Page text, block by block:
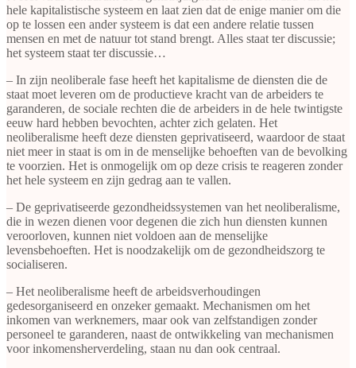
hele kapitalistische systeem en laat zien dat de enige manier om die
op te lossen een ander systeem is dat een andere relatie tussen
mensen en met de natuur tot stand brengt. Alles staat ter discussie;
het systeem staat ter discussie…
– In zijn neoliberale fase heeft het kapitalisme de diensten die de
staat moet leveren om de productieve kracht van de arbeiders te
garanderen, de sociale rechten die de arbeiders in de hele twintigste
eeuw hard hebben bevochten, achter zich gelaten. Het
neoliberalisme heeft deze diensten geprivatiseerd, waardoor de staat
niet meer in staat is om in de menselijke behoeften van de bevolking
te voorzien. Het is onmogelijk om op deze crisis te reageren zonder
het hele systeem en zijn gedrag aan te vallen.
– De geprivatiseerde gezondheidssystemen van het neoliberalisme,
die in wezen dienen voor degenen die zich hun diensten kunnen
veroorloven, kunnen niet voldoen aan de menselijke
levensbehoeften. Het is noodzakelijk om de gezondheidszorg te
socialiseren.
– Het neoliberalisme heeft de arbeidsverhoudingen
gedesorganiseerd en onzeker gemaakt. Mechanismen om het
inkomen van werknemers, maar ook van zelfstandigen zonder
personeel te garanderen, naast de ontwikkeling van mechanismen
voor inkomensherverdeling, staan nu dan ook centraal.